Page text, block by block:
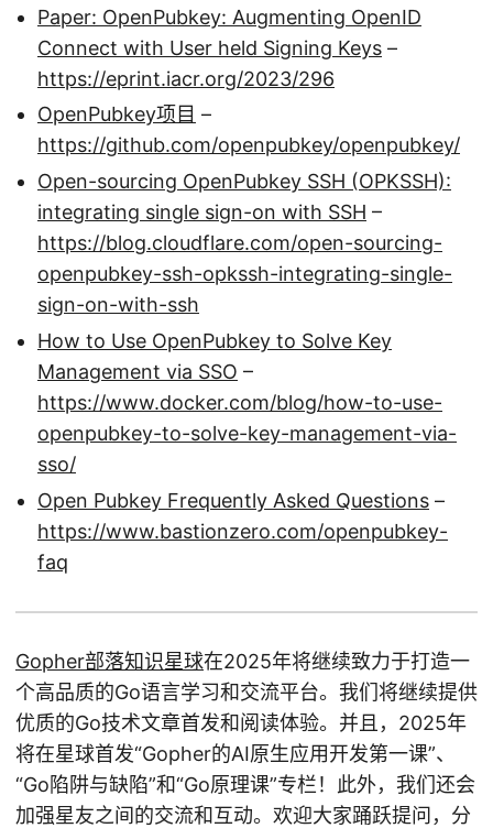
Paper: OpenPubkey: Augmenting OpenID
Connect with User held Signing Keys –
https://eprint.iacr.org/2023/296
OpenPubkey项目 –
https://github.com/openpubkey/openpubkey/
Open-sourcing OpenPubkey SSH (OPKSSH):
integrating single sign-on with SSH –
https://blog.cloudflare.com/open-sourcing-
openpubkey-ssh-opkssh-integrating-single-
sign-on-with-ssh
How to Use OpenPubkey to Solve Key
Management via SSO –
https://www.docker.com/blog/how-to-use-
openpubkey-to-solve-key-management-via-
sso/
Open Pubkey Frequently Asked Questions –
https://www.bastionzero.com/openpubkey-
faq
Gopher部落知识星球在2025年将继续致力于打造一
个高品质的Go语言学习和交流平台。我们将继续提供
优质的Go技术文章首发和阅读体验。并且，2025年
将在星球首发“Gopher的AI原生应用开发第一课”、
“Go陷阱与缺陷”和“Go原理课”专栏！此外，我们还会
加强星友之间的交流和互动。欢迎大家踊跃提问，分